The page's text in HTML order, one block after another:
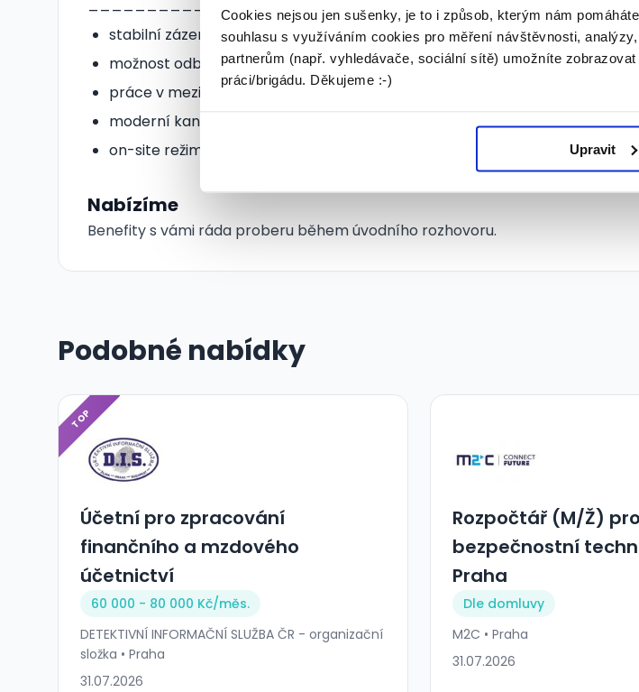
Cookies nejsou jen sušenky, je to i způsob, kterým nám
souhlasu s využíváním cookies pro měření návštěvnosti,
partnerům (např. vyhledávače, sociální sítě) umožníte
práci/brigádu. Děkujeme :-)
Upravit
stabilní zázemí významné nadnárodní společnosti
možnost odborného růstu v rámci týmu
práce v mezinárodním prostředí
moderní kanceláře Praha 6
on-site režim (práce z kanceláře)
Nabízíme
Benefity s vámi ráda proberu během úvodního rozhovoru.
Podobné nabídky
TOP
Účetní pro zpracování
finančního a mzdového
účetnictví
60 000 - 80 000 Kč/měs.
DETEKTIVNÍ INFORMAČNÍ SLUŽBA ČR - organizační
složka • Praha
31.07.2026
Rozpočtář (M/Ž) pro
bezpečnostní
Praha
Dle domluvy
M2C • Praha
31.07.2026